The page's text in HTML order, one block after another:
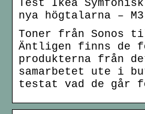
Test Ikea
nya högtalarna – M3
Toner från Sonos
Äntligen finns de
produkterna från
samarbetet ute i
testat vad de går